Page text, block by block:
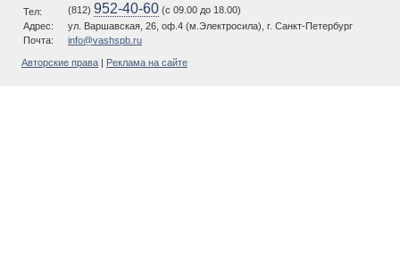
Тел: (812) 952-40-60 (c 09.00 до 18.00)
Адрес:
ул. Варшавская, 26, оф.4 (м.Электросила), г. Санкт-Петербург
Почта:
info@vashspb.ru
Авторские права Реклама на сайте